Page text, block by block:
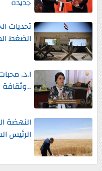
تحديات
الضغط
ا.د.
النهضة
الرئيس